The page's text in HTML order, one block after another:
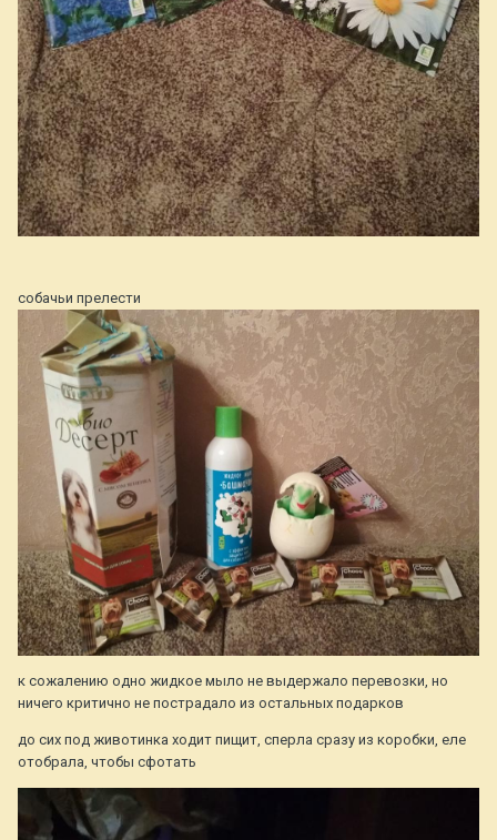
собачьи прелести
к сожалению одно жидкое мыло не выдержало перевозки, но
ничего критично не пострадало из остальных подарков
до сих под животинка ходит пищит, сперла сразу из коробки, еле
отобрала, чтобы сфотать